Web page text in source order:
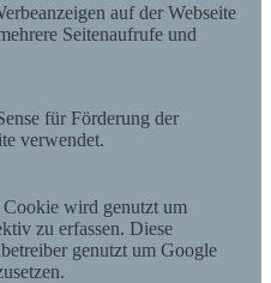
auf der Webseite
Seitenaufrufe und
für Förderung der
verwendet.
wird genutzt um
zu erfassen. Diese
genutzt um Google